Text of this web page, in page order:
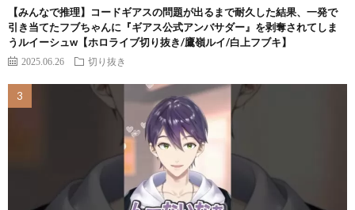
【みんなで推理】コードギアスの問題が出るまで耐久した結果、一発で
引き当てたフブちゃんに『ギアス公式アンバサダー』を剥奪されてしま
うルイーシュw【ホロライブ切り抜き/鷹嶺ルイ/白上フブキ】
2025.06.26 切り抜き